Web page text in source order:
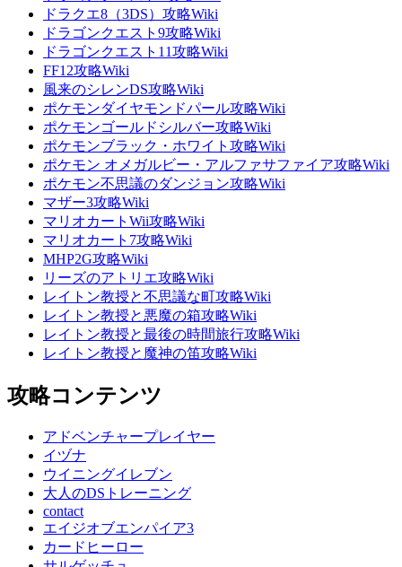
ドラクエ8（3DS）攻略Wiki
ドラゴンクエスト9攻略Wiki
ドラゴンクエスト11攻略Wiki
FF12攻略Wiki
風来のシレンDS攻略Wiki
ポケモンダイヤモンドパール攻略Wiki
ポケモンゴールドシルバー攻略Wiki
ポケモンブラック・ホワイト攻略Wiki
ポケモン オメガルビー・アルファサファイア攻略Wiki
ポケモン不思議のダンジョン攻略Wiki
マザー3攻略Wiki
マリオカートWii攻略Wiki
マリオカート7攻略Wiki
MHP2G攻略Wiki
リーズのアトリエ攻略Wiki
レイトン教授と不思議な町攻略Wiki
レイトン教授と悪魔の箱攻略Wiki
レイトン教授と最後の時間旅行攻略Wiki
レイトン教授と魔神の笛攻略Wiki
攻略コンテンツ
アドベンチャープレイヤー
イヅナ
ウイニングイレブン
大人のDSトレーニング
contact
エイジオブエンパイア3
カードヒーロー